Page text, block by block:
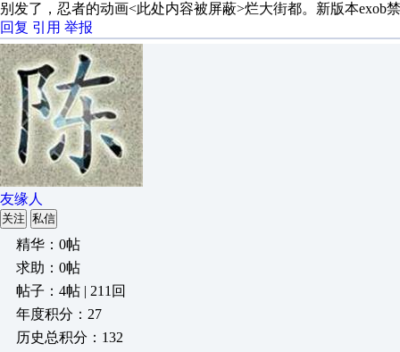
别发了，忍者的动画<此处内容被屏蔽>烂大街都。新版本exob
回复 引用 举报
友缘人
关注 私信
精华：0帖
求助：0帖
帖子：4帖 | 211回
年度积分：27
历史总积分：132